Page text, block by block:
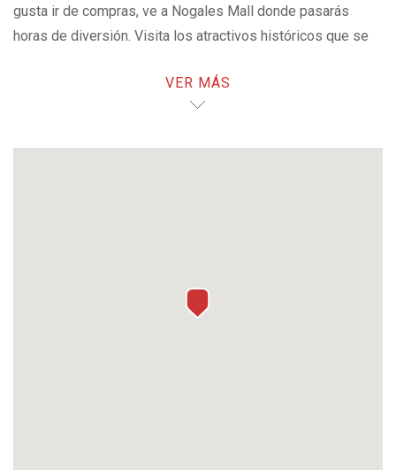
gusta ir de compras, ve a Nogales Mall donde pasarás
horas de diversión. Visita los atractivos históricos que se
Purísima Concepción. No te pierdas la Feria de las Flores,
una de las fiestas que llena de orgullo y viste de gala a los
VER MÁS